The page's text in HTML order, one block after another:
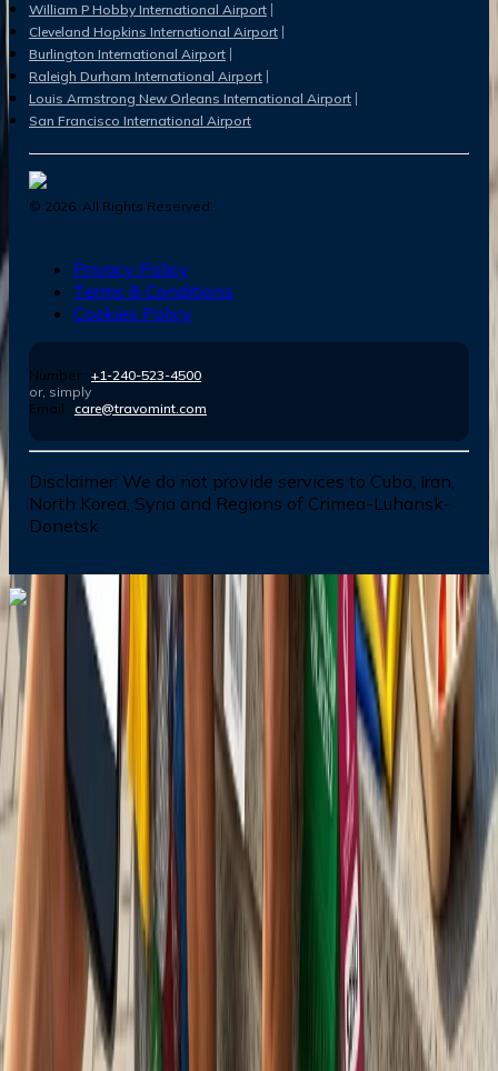
William P Hobby International Airport
Cleveland Hopkins International Airport
Burlington International Airport
Raleigh Durham International Airport
Louis Armstrong New Orleans International Airport
San Francisco International Airport
© 2026 . All Rights Reserved.
Privacy Policy
Terms & Conditions
Cookies Policy
Number : +1-240-523-4500
or, simply
Email : care@travomint.com
Disclaimer: We do not provide services to Cuba, Iran,
North Korea, Syria and Regions of Crimea-Luhansk-
Donetsk
Dial In for Bigger Savings: Exclusive Deals!
+1-240-523-4500
+1-240-523-4500
Dial In for Bigger Savings: Exclusive Deals!
+1-240-523-4500
Instant Response Multilingual Support 24/7 Quick